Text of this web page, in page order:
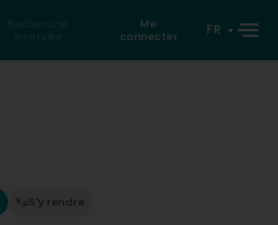
Recherche
inversée
Me
connecter
FR
S'y rendre